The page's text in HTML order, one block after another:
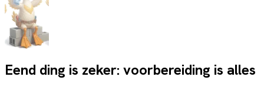
Eend ding is zeker: voorbereiding is alles